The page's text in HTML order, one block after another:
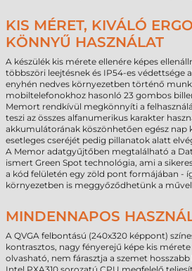
KIS MÉRET, KIVÁLÓ
KÖNNYŰ HASZNÁLAT
A készülék kis mérete ellenére képes
többszöri leejtésnek és IP54-es védettsége
enyhén nedves környezetben történő
mobiltelefonokhoz hasonló 23 gombos
Memort rendkívül megkönnyíti a
teszi az összes alfanumerikus karakter
akkumulátorának köszönhetően egész nap
esetleges cseréjét pedig pillanatok alatt
A Memor adatgyűjtőben megtalálható a
ismert Green Spot technológia, ami a
a kód felületén egy zöld pont formájában -
környezetben is meggyőződhetünk a
MINDENNAPOS
A QVGA felbontású (240x320 képpont)
kontrasztos, nagy fényerejű képe kis mérete
olvasható, nem fárasztja a szemet